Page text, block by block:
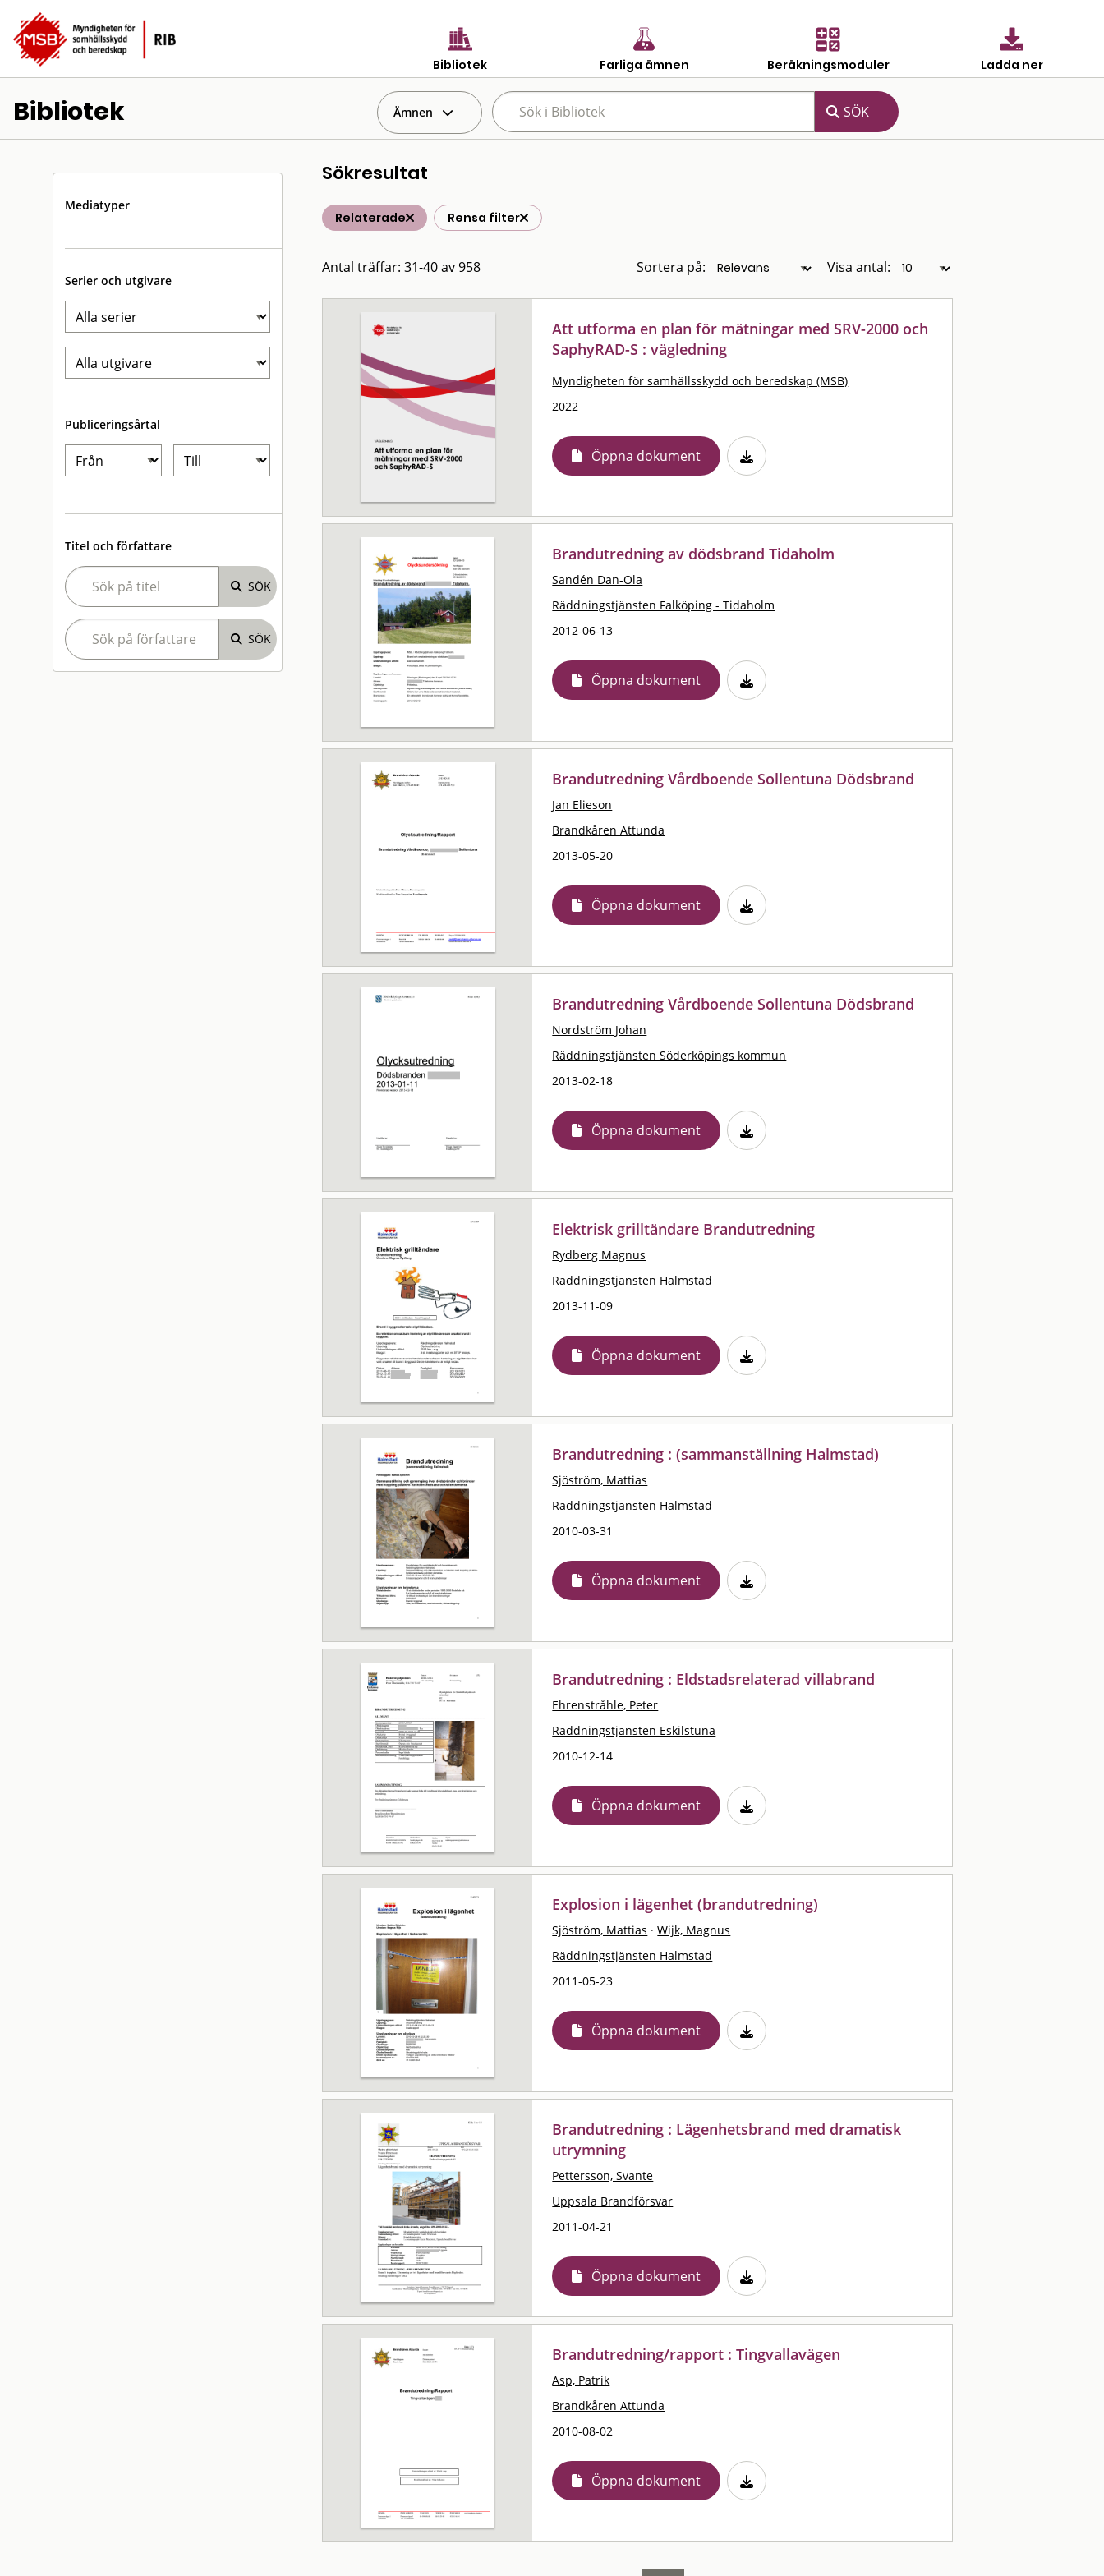
Bibliotek Farliga ämnen Beräkningsmoduler Ladda ner
Bibliotek Ämnen
Mediatyper
Serier och utgivare
Publiceringsårtal
Titel och författare
Sökresultat
Relaterade Rensa filter
Antal träffar: 31-40 av 958 Sortera på: Visa antal:
Att utforma en plan för mätningar med SRV-2000 och
SaphyRAD-S : vägledning
Myndigheten för samhällsskydd och beredskap (MSB)
2022
Öppna dokument
Brandutredning av dödsbrand Tidaholm
Sandén Dan-Ola
Räddningstjänsten Falköping - Tidaholm
2012-06-13
Öppna dokument
Brandutredning Vårdboende Sollentuna Dödsbrand
Jan Elieson
Brandkåren Attunda
2013-05-20
Öppna dokument
Brandutredning Vårdboende Sollentuna Dödsbrand
Nordström Johan
Räddningstjänsten Söderköpings kommun
2013-02-18
Öppna dokument
Elektrisk grilltändare Brandutredning
Rydberg Magnus
Räddningstjänsten Halmstad
2013-11-09
Öppna dokument
Brandutredning : (sammanställning Halmstad)
Sjöström, Mattias
Räddningstjänsten Halmstad
2010-03-31
Öppna dokument
Brandutredning : Eldstadsrelaterad villabrand
Ehrenstråhle, Peter
Räddningstjänsten Eskilstuna
2010-12-14
Öppna dokument
Explosion i lägenhet (brandutredning)
Sjöström, Mattias · Wijk, Magnus
Räddningstjänsten Halmstad
2011-05-23
Öppna dokument
Brandutredning : Lägenhetsbrand med dramatisk
utrymning
Pettersson, Svante
Uppsala Brandförsvar
2011-04-21
Öppna dokument
Brandutredning/rapport : Tingvallavägen
Asp, Patrik
Brandkåren Attunda
2010-08-02
Öppna dokument